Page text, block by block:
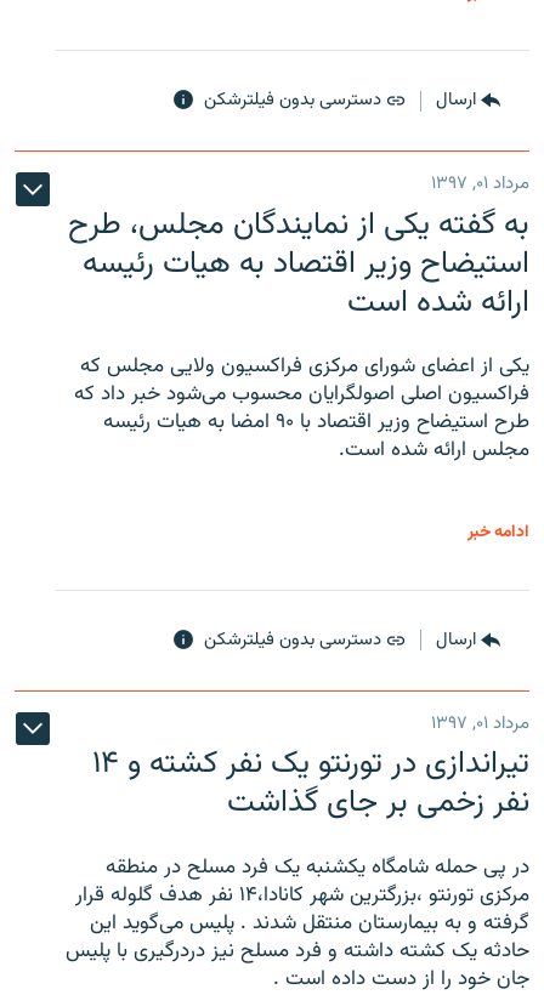
ارسال دسترسی بدون فیلترشکن
مرداد ۰۱, ۱۳۹۷
به گفته یکی از نمایندگان مجلس، طرح
استیضاح وزیر اقتصاد به هیات رئیسه
ارائه شده است
یکی از اعضای شورای مرکزی فراکسیون ولایی مجلس که
فراکسیون اصلی اصولگرایان محسوب می‌شود خبر داد که
طرح استیضاح وزیر اقتصاد با ۹۰ امضا به هیات رئیسه
مجلس ارائه شده است.
ادامه خبر
ارسال دسترسی بدون فیلترشکن
مرداد ۰۱, ۱۳۹۷
تیراندازی در تورنتو یک نفر کشته و ۱۴
نفر زخمی بر جای گذاشت
در پی حمله شامگاه یکشنبه یک فرد مسلح در منطقه
مرکزی تورنتو ،‌بزرگترین شهر کانادا،۱۴ نفر هدف گلوله قرار
گرفته و به بیمارستان منتقل شدند . پلیس می‌گوید این
حادثه یک کشته داشته و فرد مسلح نیز دردرگیری با پلیس
جان خود را از دست داده است .